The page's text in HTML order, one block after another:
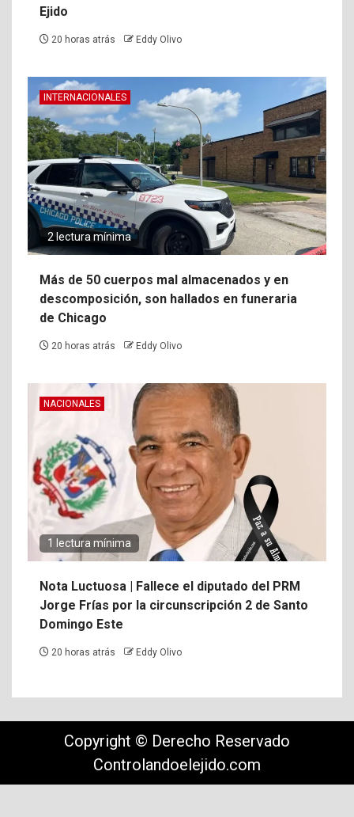
Ejido
20 horas atrás Eddy Olivo
INTERNACIONALES
2 lectura mínima
Más de 50 cuerpos mal almacenados y en
descomposición, son hallados en funeraria
de Chicago
20 horas atrás Eddy Olivo
NACIONALES
1 lectura mínima
Nota Luctuosa | Fallece el diputado del PRM
Jorge Frías por la circunscripción 2 de Santo
Domingo Este
20 horas atrás Eddy Olivo
Copyright © Derecho Reservado
Controlandoelejido.com